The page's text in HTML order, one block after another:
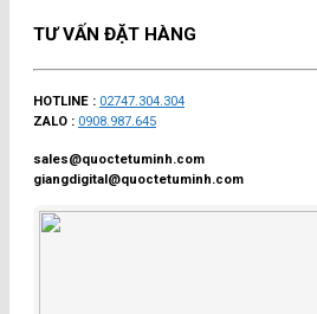
TƯ VẤN ĐẶT HÀNG
HOTLINE : 02747.304.304
ZALO : 0908.987.645
sales@quoctetuminh.com
giangdigital@quoctetuminh.com